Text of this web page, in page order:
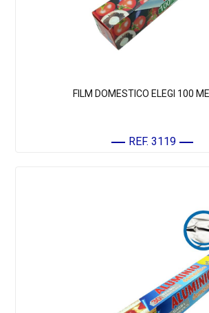
FILM DOMESTICO ELEGI 100
REF. 3119